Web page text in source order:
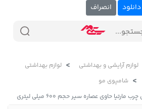
دانلود انصراف
لوازم آرایشی و بهداشتی
لوازم بهداشتی
شامپوی مو
حاوی عصاره سیر حجم 600 میلی لیتری